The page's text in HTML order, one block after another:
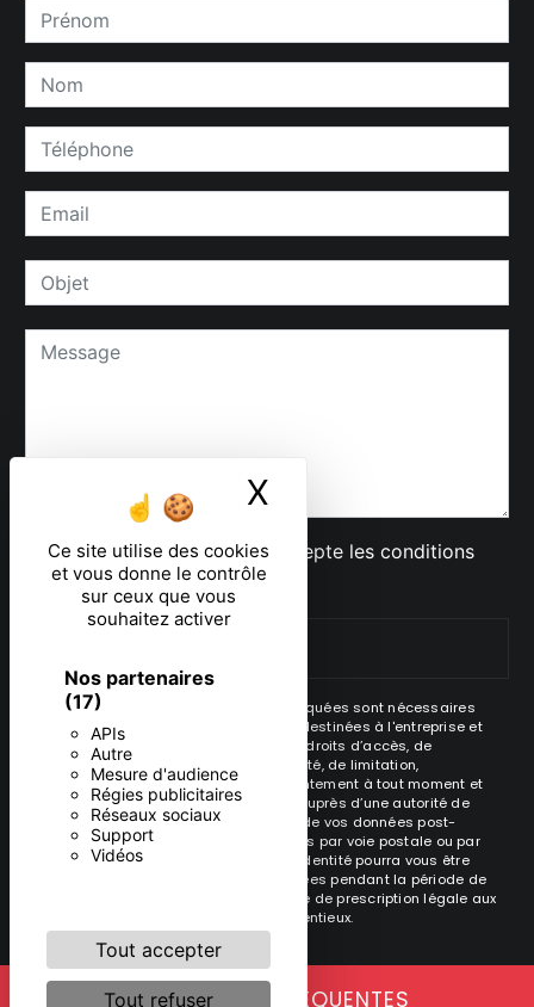
Ce site utilise des cookies
et vous donne le contrôle
sur ceux que vous
souhaitez activer
Nos partenaires
(17)
APIs
Autre
Mesure d'audience
Régies publicitaires
Réseaux sociaux
Support
Vidéos
Tout accepter
Tout refuser
X
En cochant cette case, j'accepte les conditions
particulières ci-dessous **
** Les données personnelles communiquées sont nécessaires
aux fins de vous contacter. Elles sont destinées à l'entreprise et
ses sous-traitants. Vous disposez de droits d’accès, de
rectification, d’effacement, de portabilité, de limitation,
d’opposition, de retrait de votre consentement à tout moment et
du droit d’introduire une réclamation auprès d’une autorité de
contrôle, ainsi que d’organiser le sort de vos données post-
mortem. Vous pouvez exercer ces droits par voie postale ou par
courrier électronique. Un justificatif d'identité pourra vous être
demandé. Nous conservons vos données pendant la période de
prise de contact puis pendant la durée de prescription légale aux
fins probatoire et de gestion des contentieux.
RECHERCHES FRÉQUENTES